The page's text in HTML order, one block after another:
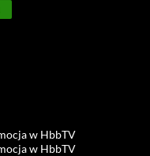
w HbbTV
w HbbTV